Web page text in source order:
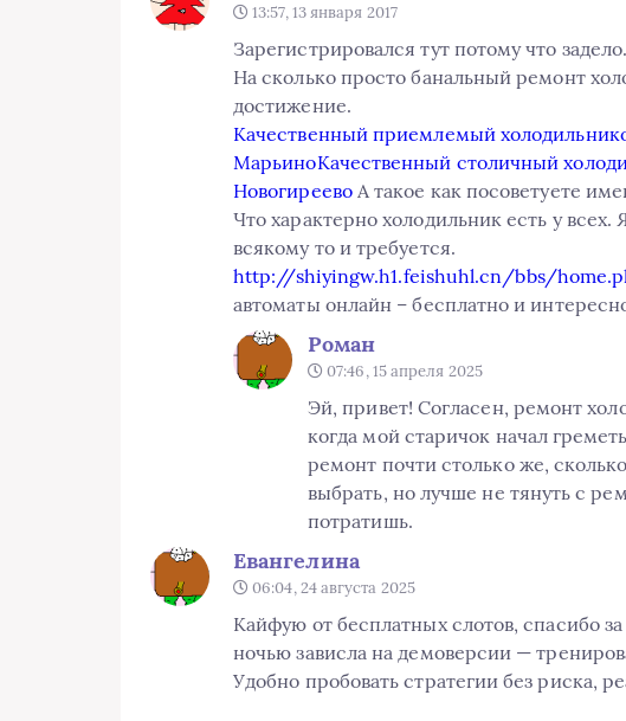
13:57, 13 января 2017
Зарегистрировался тут потому что задело.
На сколько просто банальный ремонт
достижение.
Качественный приемлемый
МарьиноКачественный столичный
НовогиреевоА такое как посоветуете
Что характерно холодильник есть у
всякому то и требуется.
http://shiyingw.h1.feishuhl.cn/bbs/
автоматы онлайн – бесплатно и
Роман
07:46, 15 апреля 2025
Эй, привет! Согласен, ремонт
когда мой старичок начал
ремонт почти столько же,
выбрать, но лучше не тянуть с
потратишь.
Евангелина
06:04, 24 августа 2025
Кайфую от бесплатных слотов, спасибо
ночью зависла на демоверсии —
Удобно пробовать стратегии без риска,